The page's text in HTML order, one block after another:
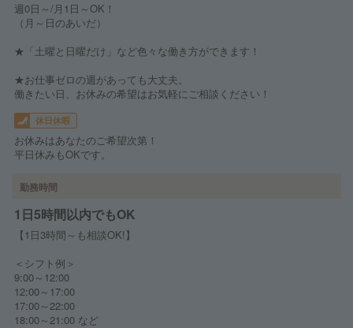
週0日～/月1日～OK！
（月～日のあいだ）
★「土曜と日曜だけ」など色々な働き方ができます！
★お仕事ゼロの週があっても大丈夫。
働きたい日、お休みの希望はお気軽にご相談ください！
休日休暇
お休みはあなたのご希望次第！
平日休みもOKです。
勤務時間
1日5時間以内でもOK
【1日3時間～も相談OK!】
＜シフト例＞
9:00～12:00
12:00～17:00
17:00～22:00
18:00～21:00 など